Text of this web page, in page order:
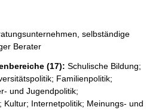
selbständige
Berater
(17): Schulische Bildung;
Familienpolitik;
und Jugendpolitik;
Kultur; Internetpolitik; Meinungs- und